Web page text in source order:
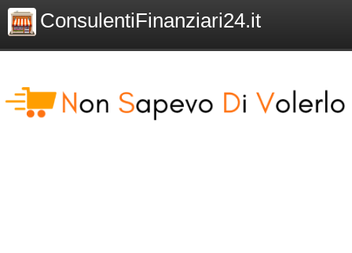
ConsulentiFinanziari24.it